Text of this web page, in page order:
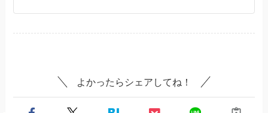
よかったらシェアしてね！